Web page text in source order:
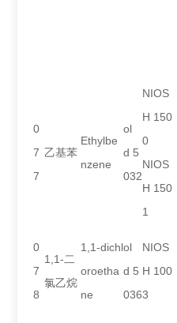
0
7
7
乙基苯
Ethylbe
nzene
ol
d 5
032
NIOS
H 150
0
NIOS
H 150
1
0
7
8
1,1-二
氯乙烷
1,1-dichl
oroetha
ne
ol
d 5
036
NIOS
H 100
3